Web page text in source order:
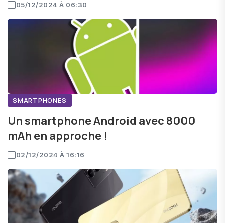
05/12/2024 À 06:30
SMARTPHONES
Un smartphone Android avec 8000
mAh en approche !
02/12/2024 À 16:16